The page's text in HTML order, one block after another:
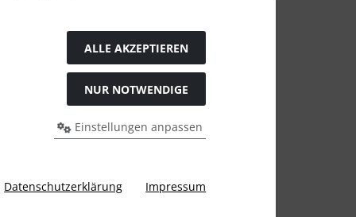
Widerrufsformular
ALLE AKZEPTIEREN
NUR NOTWENDIGE
Einstellungen anpassen
Datenschutzerklärung Impressum